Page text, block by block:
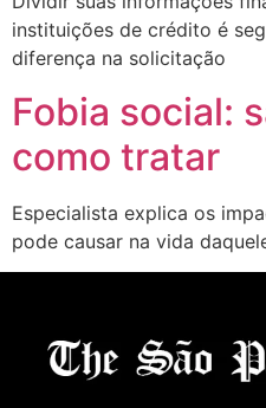
instituições de crédito é
diferença na solicitação
Fobia social:
como tratar
Especialista explica os
pode causar na vida